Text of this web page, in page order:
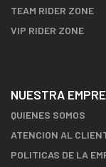
TEAM RIDER ZONE
VIP RIDER ZONE
NUESTRA
QUIENES SOMOS
ATENCION AL
POLITICAS DE LA